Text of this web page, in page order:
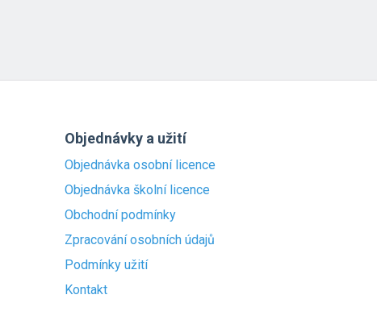
Objednávky a užití
Objednávka osobní licence
Objednávka školní licence
Obchodní podmínky
Zpracování osobních údajů
Podmínky užití
Kontakt